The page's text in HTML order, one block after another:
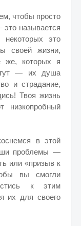
чтобы просто
называется
это
своей жизни,
же, которых я
— их душа
и страдание,
Твоя жизнь
в этой
проблемы —
или «призыв к
вы смогли
к этим
их для своего